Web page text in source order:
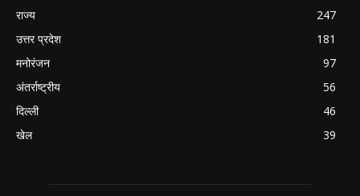
राज्य
247
उत्तर प्रदेश
181
मनोरंजन
97
अंतर्राष्ट्रीय
56
दिल्ली
46
खेल
39